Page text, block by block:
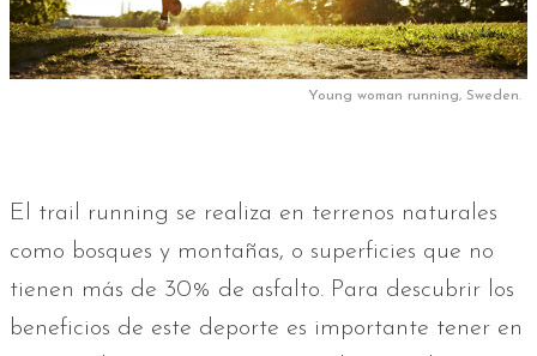
Young woman running, Sweden.
El trail running se realiza en terrenos naturales
como bosques y montañas, o superficies que no
tienen más de 30% de asfalto. Para descubrir los
beneficios de este deporte es importante tener en